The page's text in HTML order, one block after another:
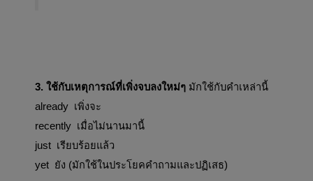
3. ใช้กับเหตุการณ์ที่เพิ่งจบลงใหม่ๆ มักใช้กับคำเหล่านี้
already  เพิ่งจะ
recently  เมื่อไม่นานมานี้
just  เรียบร้อยแล้ว
yet  ยัง (มักใช้ในประโยคคำถามและปฏิเสธ)